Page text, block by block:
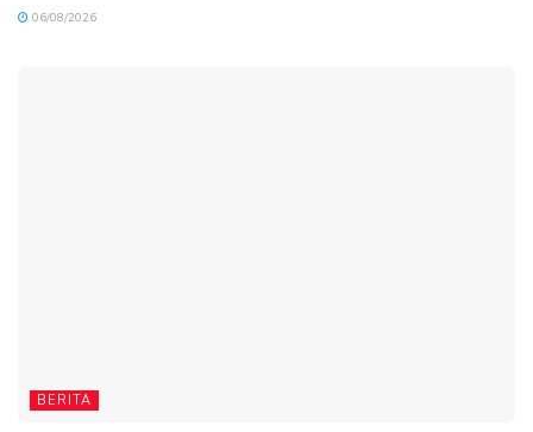
06/08/2026
BERITA